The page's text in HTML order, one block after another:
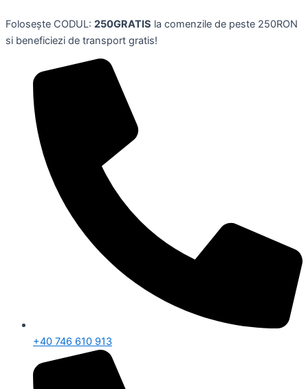
to
content
Folosește CODUL: 250GRATIS la comenzile de peste 250RON
si beneficiezi de transport gratis!
+40 746 610 913
3
transparente,
HERLITZ
quantity